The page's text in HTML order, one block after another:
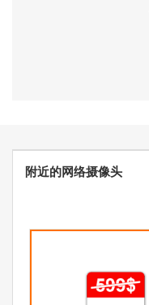
附近的网络摄像头